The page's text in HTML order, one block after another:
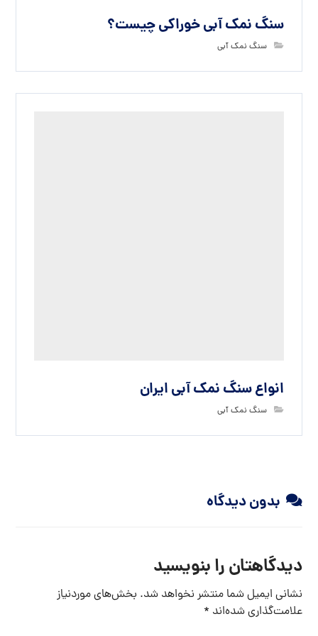
دیدگاهتان را بنویسید
نشانی ایمیل شما منتشر نخواهد شد.بخش‌های موردنیاز
فرستادن دیدگاه